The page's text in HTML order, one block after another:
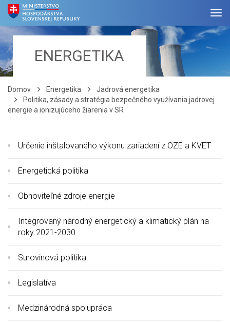
ENERGETIKA
Domov Energetika
Jadrová energetika
Politika, zásady a stratégia bezpečného využívania jadrovej
energie a ionizujúceho žiarenia v SR
Určenie inštalovaného výkonu zariadení z OZE a KVET
Energetická politika
Obnoviteľné zdroje energie
Integrovaný národný energetický a klimatický plán na
roky 2021-2030
Surovinová politika
Legislatíva
Medzinárodná spolupráca